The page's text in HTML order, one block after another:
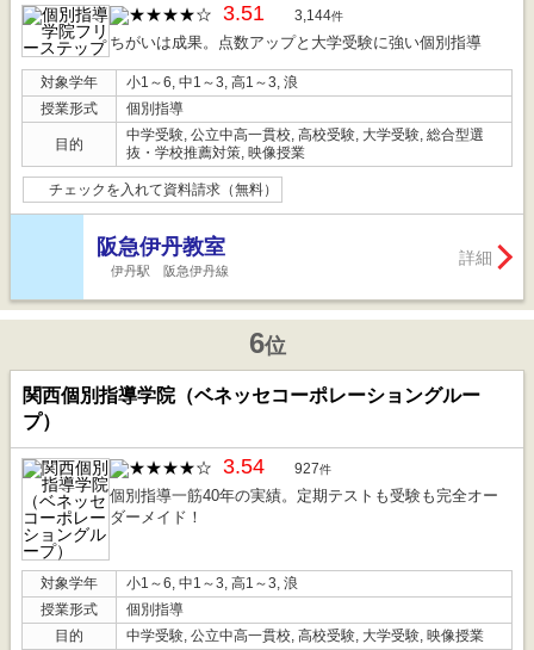
3.51 3,144件
ちがいは成果。点数アップと大学受験に強い個別指導
対象学年
小1～6, 中1～3, 高1～3, 浪
授業形式
個別指導
目的
中学受験, 公立中高一貫校, 高校受験, 大学受験, 総合型選
抜・学校推薦対策, 映像授業
チェックを入れて資料請求（無料）
阪急伊丹教室
伊丹駅 阪急伊丹線
詳細
6位
関西個別指導学院（ベネッセコーポレーショングルー
プ）
3.54 927件
個別指導一筋40年の実績。定期テストも受験も完全オー
ダーメイド！
対象学年
小1～6, 中1～3, 高1～3, 浪
授業形式
個別指導
目的
中学受験, 公立中高一貫校, 高校受験, 大学受験, 映像授業